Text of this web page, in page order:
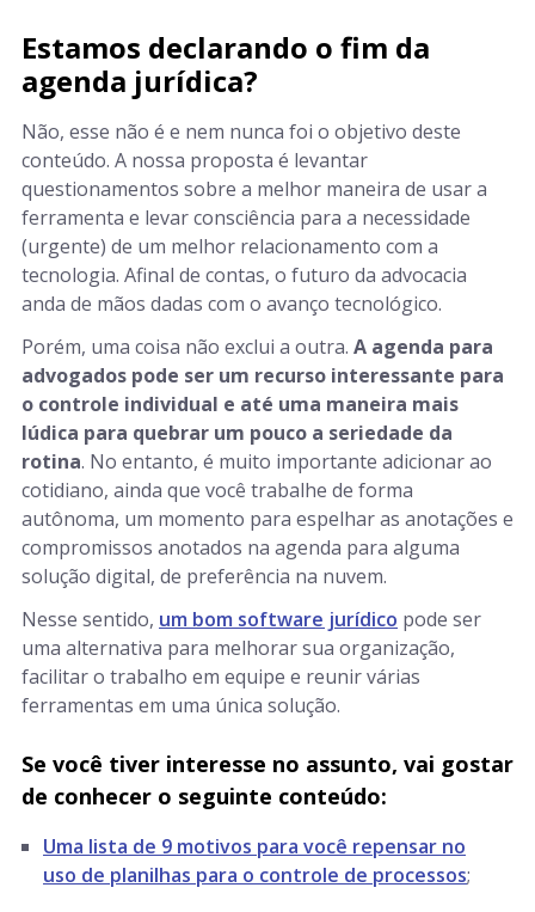
Estamos declarando o fim da
agenda jurídica?
Não, esse não é e nem nunca foi o objetivo deste
conteúdo. A nossa proposta é levantar
questionamentos sobre a melhor maneira de usar a
ferramenta e levar consciência para a necessidade
(urgente) de um melhor relacionamento com a
tecnologia. Afinal de contas, o futuro da advocacia
anda de mãos dadas com o avanço tecnológico.
Porém, uma coisa não exclui a outra. A agenda para
advogados pode ser um recurso interessante para
o controle individual e até uma maneira mais
lúdica para quebrar um pouco a seriedade da
rotina. No entanto, é muito importante adicionar ao
cotidiano, ainda que você trabalhe de forma
autônoma, um momento para espelhar as anotações e
compromissos anotados na agenda para alguma
solução digital, de preferência na nuvem.
Nesse sentido, um bom software jurídico pode ser
uma alternativa para melhorar sua organização,
facilitar o trabalho em equipe e reunir várias
ferramentas em uma única solução.
Se você tiver interesse no assunto, vai gostar
de conhecer o seguinte conteúdo:
Uma lista de 9 motivos para você repensar no
uso de planilhas para o controle de processos;